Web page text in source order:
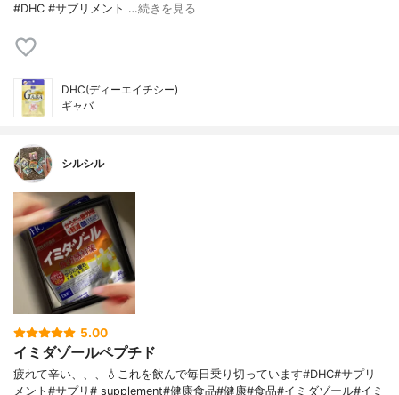
#DHC #サプリメント …続きを見る
DHC(ディーエイチシー)
ギャバ
シルシル
5.00
イミダゾールペプチド
疲れて辛い、、、💧これを飲んで毎日乗り切っています#DHC#サプリ
メント#サプリ# supplement#健康食品#健康#食品#イミダゾール#イミ